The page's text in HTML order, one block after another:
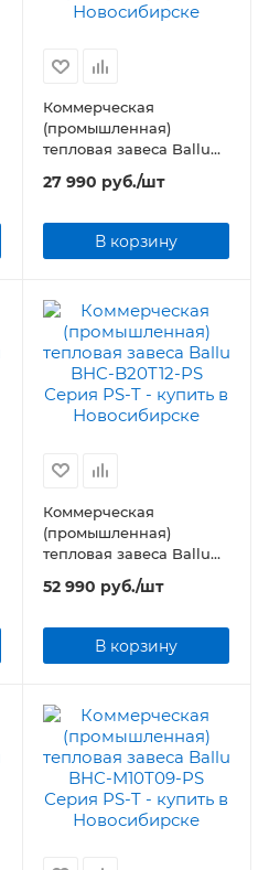
Коммерческая
(промышленная)
тепловая завеса Ballu
BHC-B10T06-PS Серия
PS-T
27 990 руб./шт
В корзину
Коммерческая
(промышленная)
тепловая завеса Ballu
BHC-B20T12-PS Серия
PS-T
52 990 руб./шт
В корзину